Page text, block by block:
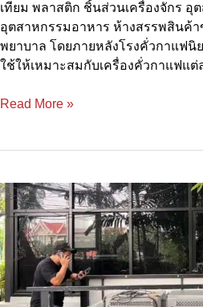
เทียม พลาสติก ชิ้นส่วนเครื่องจักร อุ
อุตสาหกรรมอาหาร ห้างสรรพสินค้
พยาบาล โดยภายหลังโรงคั่วกาแฟนิ
ใช้ให้เหมาะสมกับเครื่องคั่วกาแฟแ
Read More »
Cafe
de
Forest
อ.เมือง
จ.ขอนแก่น